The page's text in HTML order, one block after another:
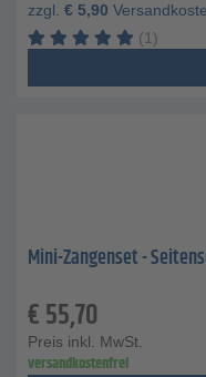
zzgl. € 5,90
(1)
Mini-Zangenset -
€55,70
Preis inkl. MwSt.
versandkostenfrei